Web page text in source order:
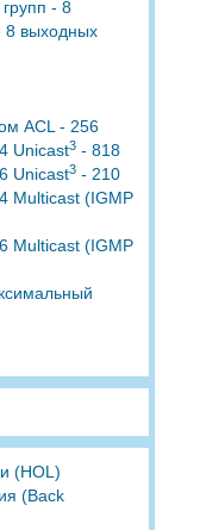
- 8
8 выходных
ACL - 256
Unicast3- 818
Unicast3- 210
Multicast (IGMP
Multicast (IGMP
(HOL)
(Back